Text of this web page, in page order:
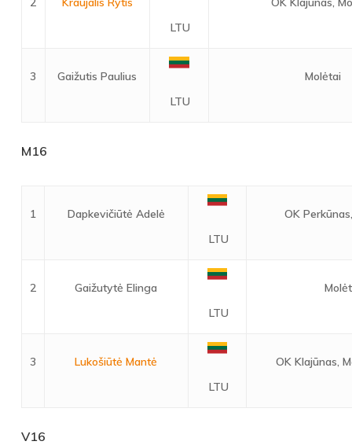
LTU
3
Gaižutis Paulius
LTU
Molėtai
M16
1
Dapkevičiūtė Adelė
LTU
OK
2
Gaižutytė Elinga
LTU
3
Lukošiūtė Mantė
LTU
OK Klajūnas,
V16